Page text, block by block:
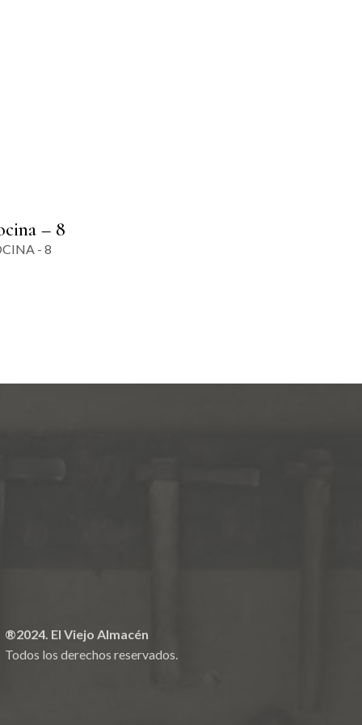
– 8
- 8
®2024. El Viejo Almacén
Todos los derechos reservados.